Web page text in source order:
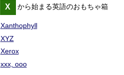
X から始まる英語のおもちゃ箱
Xanthophyll
XYZ
Xerox
xxx, ooo